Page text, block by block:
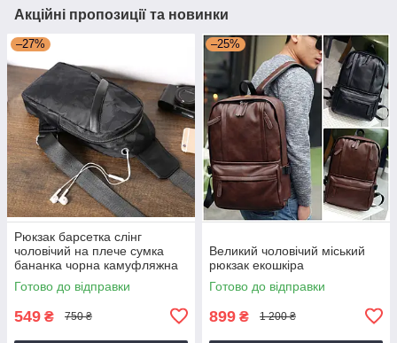
Акційні пропозиції та новинки
–27%
Рюкзак барсетка слінг
чоловічий на плече сумка
бананка чорна камуфляжна
на груди
Готово до відправки
549 ₴ 750 ₴
–25%
Великий чоловічий міський
рюкзак екошкіра
Готово до відправки
899 ₴ 1 200 ₴